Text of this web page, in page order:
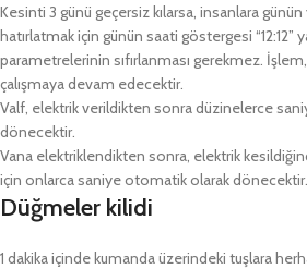
Kesinti 3 günü geçersiz kılarsa, insanlara günün
hatırlatmak için günün saati göstergesi “12:12”
parametrelerinin sıfırlanması gerekmez. İşlem,
çalışmaya devam edecektir.
Valf, elektrik verildikten sonra düzinelerce
dönecektir.
Vana elektriklendikten sonra, elektrik
için onlarca saniye otomatik olarak dönecektir.
Düğmeler kilidi
1 dakika içinde kumanda üzerindeki tuşlara